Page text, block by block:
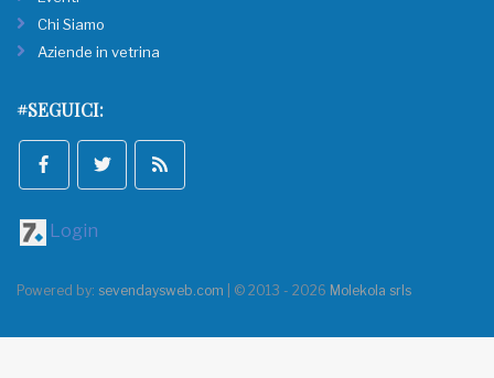
Chi Siamo
Aziende in vetrina
#SEGUICI:
Login
Powered by: sevendaysweb.com | © 2013 - 2026 Molekola srls